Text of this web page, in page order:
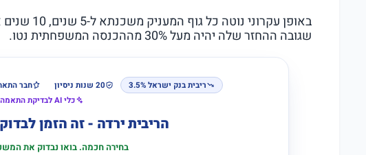
באופן
שגובה ההחזר שלה יהיה מעל 30% מההכנסה המשפחתית נטו.
ריבית בנק ישראל 3.5% 20 שנות ניסיון חבר
כלי AI לבדיקת התאמה
הריבית ירדה - זה הזמן
בחירה חכמה. בואו נבדוק את